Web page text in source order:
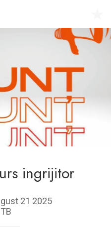
ingrijitor
21 2025